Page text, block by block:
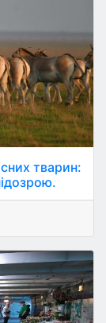
тварин: